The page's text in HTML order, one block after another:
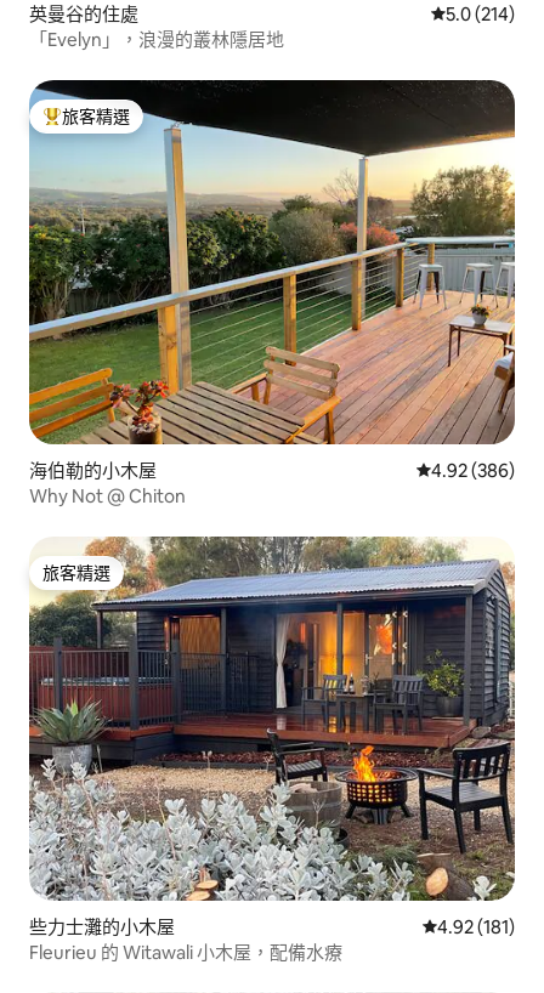
英曼谷的住處 從 214 則評
5.0 (214)
「Evelyn」，浪漫的叢林隱居地
旅客精選榜首
旅客精選
海伯勒的小木屋 從 386 則評價
4.92 (386)
Why Not @ Chiton
旅客精選
旅客精選
些力士灘的小木屋 從 181 則評價
4.92 (181)
Fleurieu 的 Witawali 小木屋，配備水療